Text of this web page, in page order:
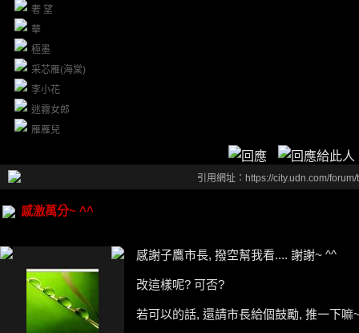
奢 望
華
極墨
采芯雁(海棠)
李小花
迷霧女郎
雁雁兒
引用網址：https://city.udn.com/
感激萬分~ ^^
感謝子鷹市長, 撥空幫我看.... 謝謝~ ^^
改這樣呢? 可否?
若可以的話, 還請市長給個鼓勵, 推一下嘛